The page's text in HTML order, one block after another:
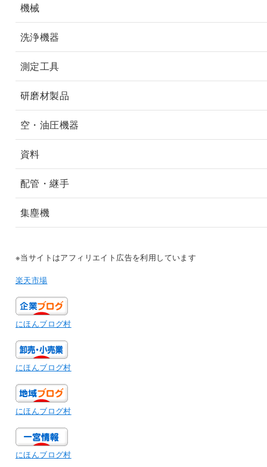
機械
洗浄機器
測定工具
研磨材製品
空・油圧機器
資料
配管・継手
集塵機
※当サイトはアフィリエイト広告を利用しています
楽天市場
にほんブログ村
にほんブログ村
にほんブログ村
にほんブログ村